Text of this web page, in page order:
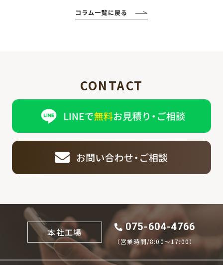
コラム一覧に戻る
CONTACT
本社工場 075-604-4766
（営業時間/8:00〜17:00）